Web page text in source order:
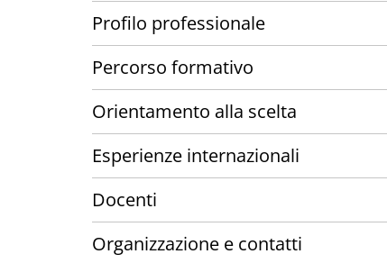
Profilo professionale
Percorso formativo
Orientamento alla scelta
Esperienze internazionali
Docenti
Organizzazione e contatti